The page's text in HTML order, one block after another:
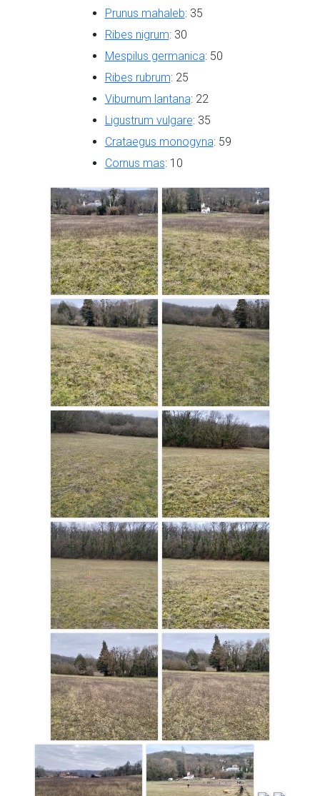
Prunus mahaleb: 35
Ribes nigrum: 30
Mespilus germanica: 50
Ribes rubrum: 25
Viburnum lantana: 22
Ligustrum vulgare: 35
Crataegus monogyna: 59
Cornus mas: 10